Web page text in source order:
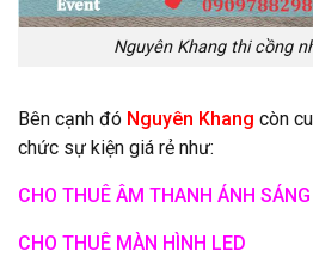
Nguyên Khang thi cồng
Bên cạnh đó Nguyên Khang còn
chức sự kiện giá rẻ như:
CHO THUÊ ÂM THANH ÁNH SÁNG
CHO THUÊ MÀN HÌNH LED